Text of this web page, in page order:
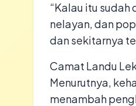
“Kalau itu
nelayan, dan
dan sekitarnya
Camat Landu
Menurutnya,
menambah